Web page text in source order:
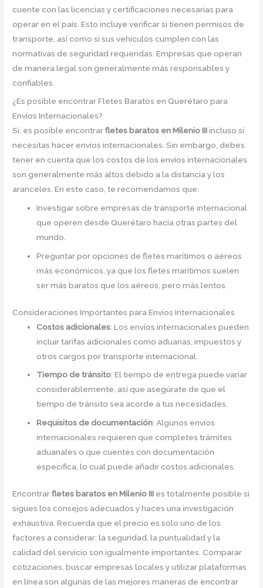
cuente con las licencias y certificaciones necesarias para
operar en el país. Esto incluye verificar si tienen permisos de
transporte, así como si sus vehículos cumplen con las
normativas de seguridad requeridas. Empresas que operan
de manera legal son generalmente más responsables y
confiables.
¿Es posible encontrar Fletes Baratos en Querétaro para
Envíos Internacionales?
Sí, es posible encontrarfletes baratos en Milenio IIIincluso si
necesitas hacer envíos internacionales. Sin embargo, debes
tener en cuenta que los costos de los envíos internacionales
son generalmente más altos debido a la distancia y los
aranceles. En este caso, te recomendamos que:
Investigar sobre empresas de transporte internacional
que operen desde Querétaro hacia otras partes del
mundo.
Preguntar por opciones de fletes marítimos o aéreos
más económicos, ya que los fletes marítimos suelen
ser más baratos que los aéreos, pero más lentos.
Consideraciones Importantes para Envíos Internacionales
Costos adicionales: Los envíos internacionales pueden
incluir tarifas adicionales como aduanas, impuestos y
otros cargos por transporte internacional.
Tiempo de tránsito: El tiempo de entrega puede variar
considerablemente, así que asegúrate de que el
tiempo de tránsito sea acorde a tus necesidades.
Requisitos de documentación: Algunos envíos
internacionales requieren que completes trámites
aduanales o que cuentes con documentación
específica, lo cual puede añadir costos adicionales.
Encontrarfletes baratos en Milenio III es totalmente posible si
sigues los consejos adecuados y haces una investigación
exhaustiva. Recuerda que el precio es solo uno de los
factores a considerar: la seguridad, la puntualidad y la
calidad del servicio son igualmente importantes. Comparar
cotizaciones, buscar empresas locales y utilizar plataformas
en línea son algunas de las mejores maneras de encontrar